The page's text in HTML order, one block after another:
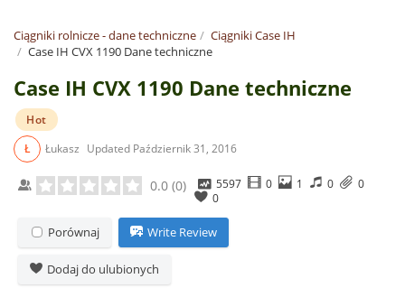
Ciągniki rolnicze - dane techniczne
Ciągniki Case IH
Case IH CVX 1190 Dane techniczne
Case IH CVX 1190 Dane techniczne
Hot
Ł
Łukasz Updated Październik 31, 2016
0.0 (0) 5597 0 1 0
0
0
Porównaj Write Review
Dodaj do ulubionych